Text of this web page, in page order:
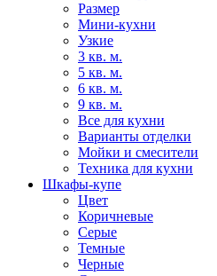
Размер
Мини-кухни
Узкие
3 кв. м.
5 кв. м.
6 кв. м.
9 кв. м.
Все для кухни
Варианты отделки
Мойки и смесители
Техника для кухни
Шкафы-купе
Цвет
Коричневые
Серые
Темные
Черные